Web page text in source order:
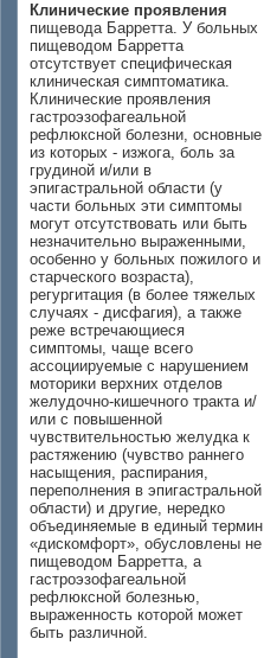
Клинические проявления
пищевода Барретта. У больных
пищеводом Барретта
отсутствует специфическая
клиническая симптоматика.
Клинические проявления
гастроэзофагеальной
рефлюксной болезни, основные
из которых - изжога, боль за
грудиной и/или в
эпигастральной области (у
части больных эти симптомы
могут отсутствовать или быть
незначительно выраженными,
особенно у больных пожилого и
старческого возраста),
регургитация (в более тяжелых
случаях - дисфагия), а также
реже встречающиеся
симптомы, чаще всего
ассоциируемые с нарушением
моторики верхних отделов
желудочно-кишечного тракта и/
или с повышенной
чувствительностью желудка к
растяжению (чувство раннего
насыщения, распирания,
переполнения в эпигастральной
области) и другие, нередко
объединяемые в единый термин
«дискомфорт», обусловлены не
пищеводом Барретта, а
гастроэзофагеальной
рефлюксной болезнью,
выраженность которой может
быть различной.